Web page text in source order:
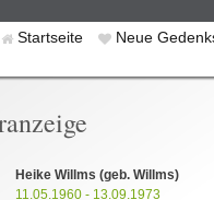
Startseite Neue
Heike Willms (geb. Willms)
11.05.1960 - 13.09.1973